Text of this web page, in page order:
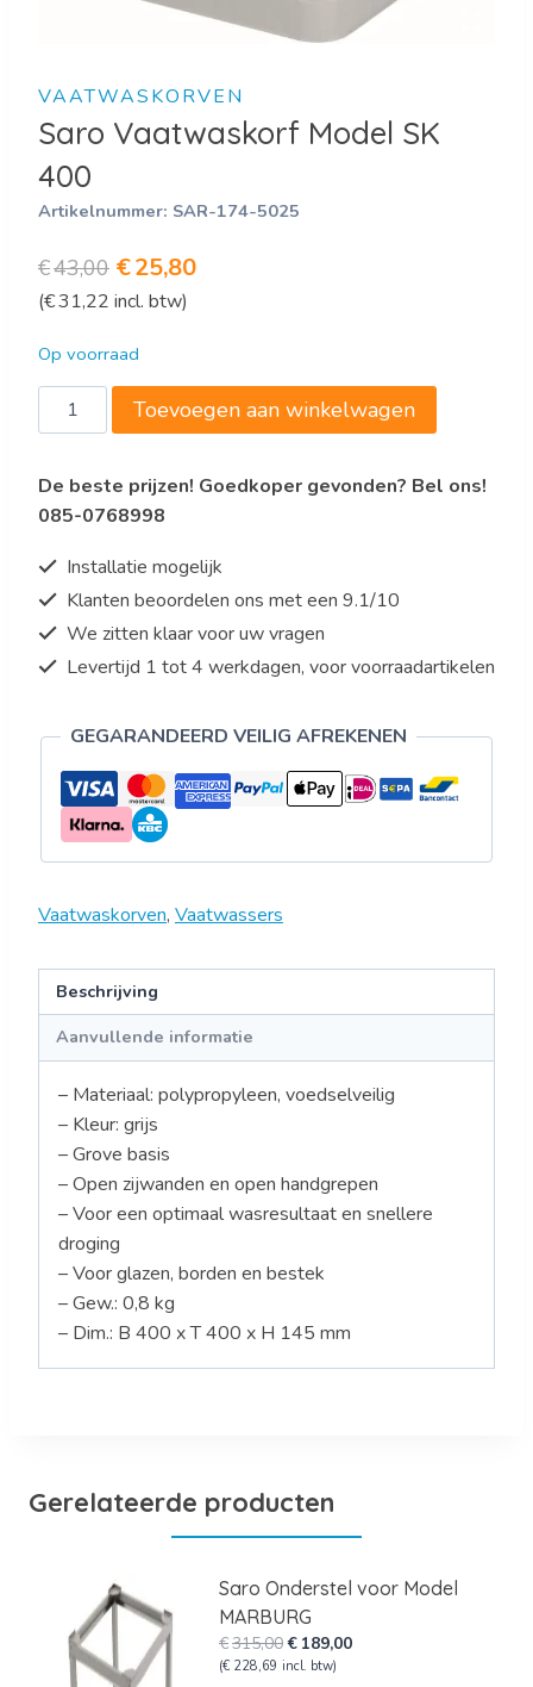
VAATWASKORVEN
Saro Vaatwaskorf Model SK
400
Artikelnummer: SAR-174-5025
€43,00 Oorspronkelijke
prijs
was:
€43,00.
€25,80Huidige
€25,80.
(€31,22 incl. btw)
Op voorraad
Saro
Vaatwaskorf
SK
400
Toevoegen aan winkelwagen
De beste prijzen! Goedkoper gevonden? Bel ons!
085-0768998
Installatie mogelijk
Klanten beoordelen ons met een 9.1/10
We zitten klaar voor uw vragen
Levertijd 1 tot 4 werkdagen, voor voorraadartikelen
GEGARANDEERD VEILIG AFREKENEN
Vaatwaskorven, Vaatwassers
Beschrijving
Aanvullende informatie
– Materiaal: polypropyleen, voedselveilig
– Kleur: grijs
– Grove basis
– Open zijwanden en open handgrepen
– Voor een optimaal wasresultaat en snellere
droging
– Voor glazen, borden en bestek
– Gew.: 0,8 kg
– Dim.: B 400 x T 400 x H 145 mm
Gerelateerde producten
Saro Onderstel voor Model
MARBURG
€315,00Oorspronkelijke
prijs
€ 189,00Huidige
(€ 228,69 incl. btw)